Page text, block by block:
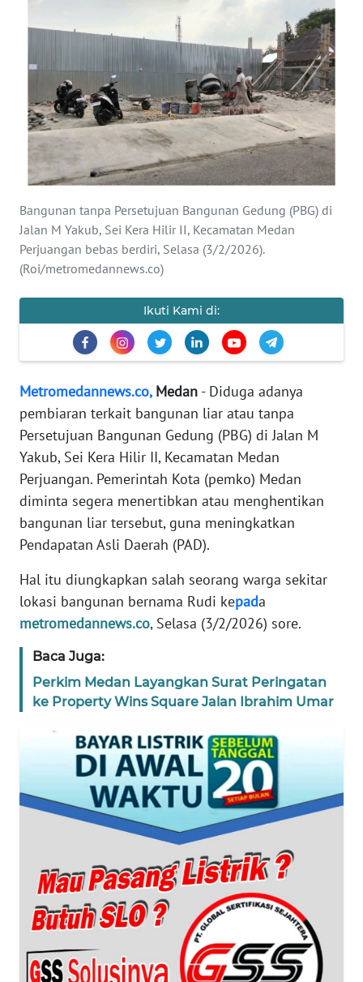
Bangunan tanpa Persetujuan Bangunan Gedung (PBG) di
Jalan M Yakub, Sei Kera Hilir II, Kecamatan Medan
Perjuangan bebas berdiri, Selasa (3/2/2026).
(Roi/metromedannews.co)
Ikuti Kami di:
Metromedannews.co, Medan - Diduga adanya
pembiaran terkait bangunan liar atau tanpa
Persetujuan Bangunan Gedung (PBG) di Jalan M
Yakub, Sei Kera Hilir II, Kecamatan Medan
Perjuangan. Pemerintah Kota (pemko) Medan
diminta segera menertibkan atau menghentikan
bangunan liar tersebut, guna meningkatkan
Pendapatan Asli Daerah (PAD).
Hal itu diungkapkan salah seorang warga sekitar
lokasi bangunan bernama Rudi kepada
metromedannews.co, Selasa (3/2/2026) sore.
Baca Juga:
Perkim Medan Layangkan Surat Peringatan
ke Property Wins Square Jalan Ibrahim Umar
PEDOMAN
SIBER
REDAKSI
KARIR
News
Regional
JAKARTA
WN
JABAR
WN
BANTEN
WN
KEPRI
WN
PAPUA
WN
WN
WN
SERAMBI
WN
JAMBI